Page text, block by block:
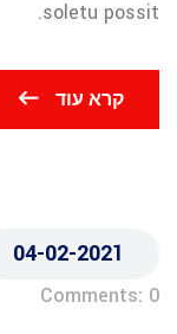
soletu possit.
קרא עוד
04-02-2021
Comments: 0